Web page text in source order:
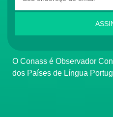
O Conass é Observador Consultivo da Comunidade
dos Países de Língua